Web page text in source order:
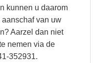
kunnen u daarom
van uw
Aarzel dan niet
nemen via de
352931.